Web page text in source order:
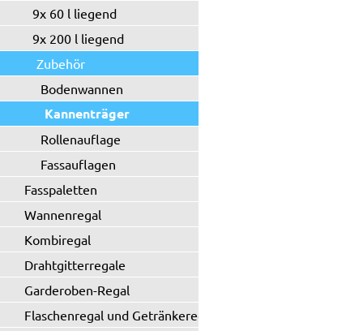
9x 60 l liegend
9x 200 l liegend
Zubehör
Bodenwannen
Kannenträger
Rollenauflage
Fassauflagen
Fasspaletten
Wannenregal
Kombiregal
Drahtgitterregale
Garderoben-Regal
Flaschenregal und Getränkeregal